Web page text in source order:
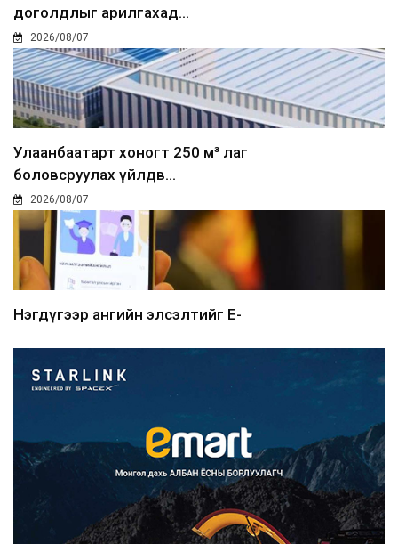
доголдлыг арилгахад...
2026/08/07
Улаанбаатарт хоногт 250 м³ лаг
боловсруулах үйлдв...
2026/08/07
Нэгдүгээр ангийн элсэлтийг E-
Францад иргэд рүү зөвшөөрөлгүй
сурталчилгааны дууд...
2026/08/07